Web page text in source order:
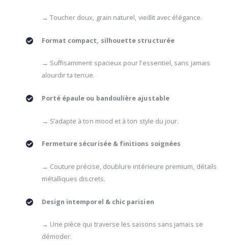
→ Toucher doux, grain naturel, vieillit avec élégance.
Format compact, silhouette structurée
→ Suffisamment spacieux pour l’essentiel, sans jamais
alourdir ta tenue.
Porté épaule ou bandoulière ajustable
→ S’adapte à ton mood et à ton style du jour.
Fermeture sécurisée & finitions soignées
→ Couture précise, doublure intérieure premium, détails
métalliques discrets.
Design intemporel & chic parisien
→ Une pièce qui traverse les saisons sans jamais se
démoder.